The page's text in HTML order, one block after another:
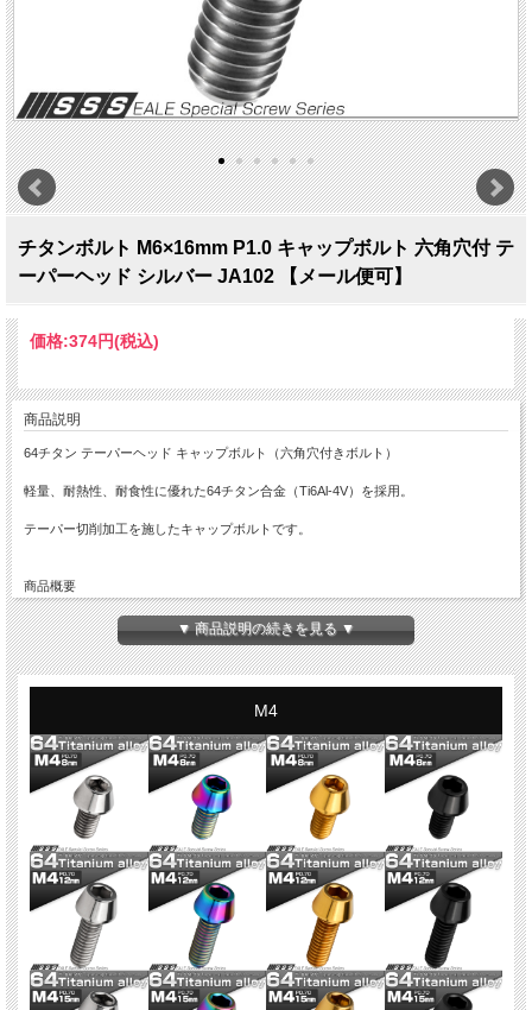
チタンボルト M6×16mm P1.0 キャップボルト 六角穴付 テ
ーパーヘッド シルバー JA102 【メール便可】
価格:374円(税込)
商品説明
64チタン テーパーヘッド キャップボルト（六角穴付きボルト）
軽量、耐熱性、耐食性に優れた64チタン合金（Ti6Al-4V）を採用。
テーパー切削加工を施したキャップボルトです。
商品概要
■64チタン テーパーヘッド キャップボルト
■商品番号：JA102
■ネジの呼び：M6
■長さ：10mm
■カラー：虹色 レインボー
■入数：数量1で1本
※記載のサイズ・重量は平均値です。個体により誤差がございます。また、個体差
により着色が異なります。色味違い等による商品の交換はできません。予めご理解
の上、ご購入ください。
※入荷ロットにより、仕様変更になる場合がございます。また、全ネジ・半ネジが
変わる場合がございます。現ロットの詳細が必要な場合は、お問い合わせくださ
※適合に関するお問い合わせにはお答えできません。お手持ちの商品とサイズを比
較してご購入ください。
※チタンはカジリや焼き付きの発生しやすい材質です。折損防止のため、グリス等
のカジリ防止ケミカル材のご使用をお勧め致します。
※ご注文確定後の商品のご変更はできません。ご注文前に必ずご注文内容をご確認
ください。
▼ 商品説明の続きを見る ▼
M4